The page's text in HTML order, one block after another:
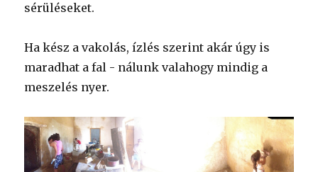
sérüléseket.
Ha kész a vakolás, ízlés szerint akár úgy is
maradhat a fal - nálunk valahogy mindig a
meszelés nyer.